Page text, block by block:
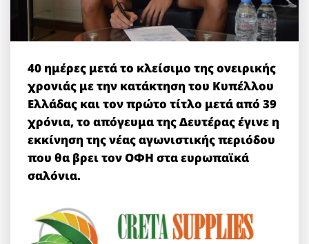
40 ημέρες μετά το κλείσιμο της ονειρικής
χρονιάς με την κατάκτηση του Κυπέλλου
Ελλάδας και τον πρώτο τίτλο μετά από 39
χρόνια, το απόγευμα της Δευτέρας έγινε η
εκκίνηση της νέας αγωνιστικής περιόδου
που θα βρει τον ΟΦΗ στα ευρωπαϊκά
σαλόνια.